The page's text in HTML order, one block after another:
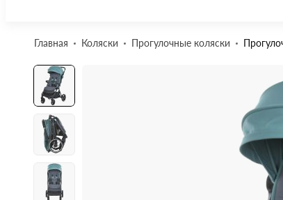
Главная Коляски Прогулочные коляски